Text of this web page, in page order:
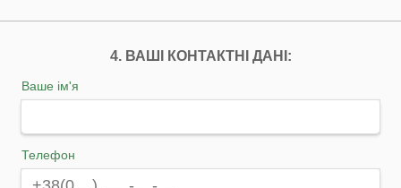
4. ВАШІ КОНТАКТНІ ДАНІ:
Ваше ім'я
Телефон